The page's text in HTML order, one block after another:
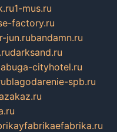
1-mus.ru
factory.ru
jun.rubandamn.ru
darksand.ru
cityhotel.ru
blagodarenie-spb.ru